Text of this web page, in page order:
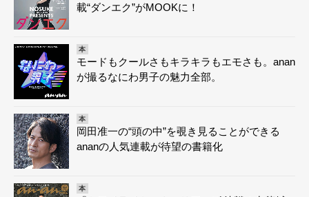
載“ダンエク”がMOOKに！
本
モードもクールさもキラキラもエモさも。anan
が撮るなにわ男子の魅力全部。
本
岡田准一の“頭の中”を覗き見ることができる
ananの人気連載が待望の書籍化
本